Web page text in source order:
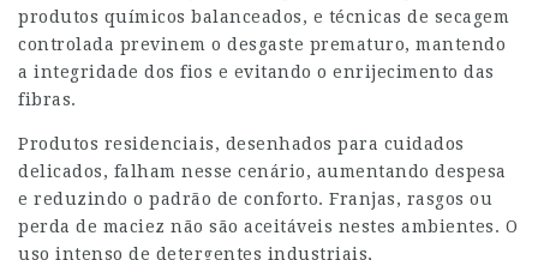
produtos químicos balanceados, e técnicas de secagem
controlada previnem o desgaste prematuro, mantendo
a integridade dos fios e evitando o enrijecimento das
fibras.
Produtos residenciais, desenhados para cuidados
delicados, falham nesse cenário, aumentando despesa
e reduzindo o padrão de conforto. Franjas, rasgos ou
perda de maciez não são aceitáveis nestes ambientes. O
uso intenso de detergentes industriais,